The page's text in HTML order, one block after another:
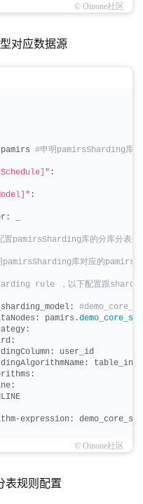
© Oinone社区
对应数据源
#申明pamirsSharding库
:
:
_
置pamirsSharding库的分库分表规
pamirsSharding库对应的pamirs
rule ，以下配置跟
pamirs.
user_id
expression:
© Oinone社区
表规则配置